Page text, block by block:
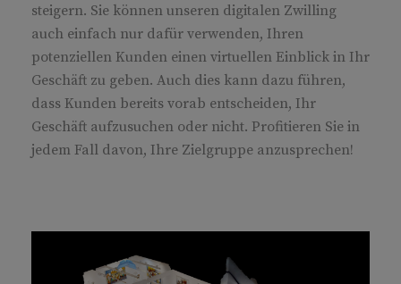
steigern. Sie können unseren digitalen Zwilling
auch einfach nur dafür verwenden, Ihren
potenziellen Kunden einen virtuellen Einblick in Ihr
Geschäft zu geben. Auch dies kann dazu führen,
dass Kunden bereits vorab entscheiden, Ihr
Geschäft aufzusuchen oder nicht. Profitieren Sie in
jedem Fall davon, Ihre Zielgruppe anzusprechen!